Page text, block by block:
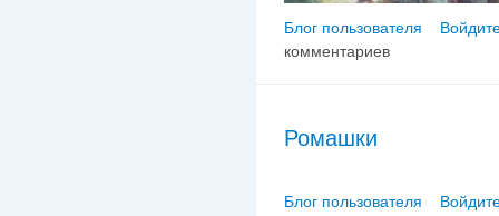
Блог пользователя
комментариев
Ромашки
Блог пользователя